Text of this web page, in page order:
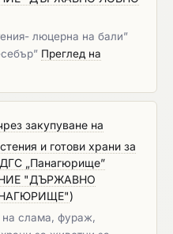
люцерна на бали”
Преглед на
закупуване на
и готови храни за
„Панагюрище”
"ДЪРЖАВНО
)
на слама, фураж,